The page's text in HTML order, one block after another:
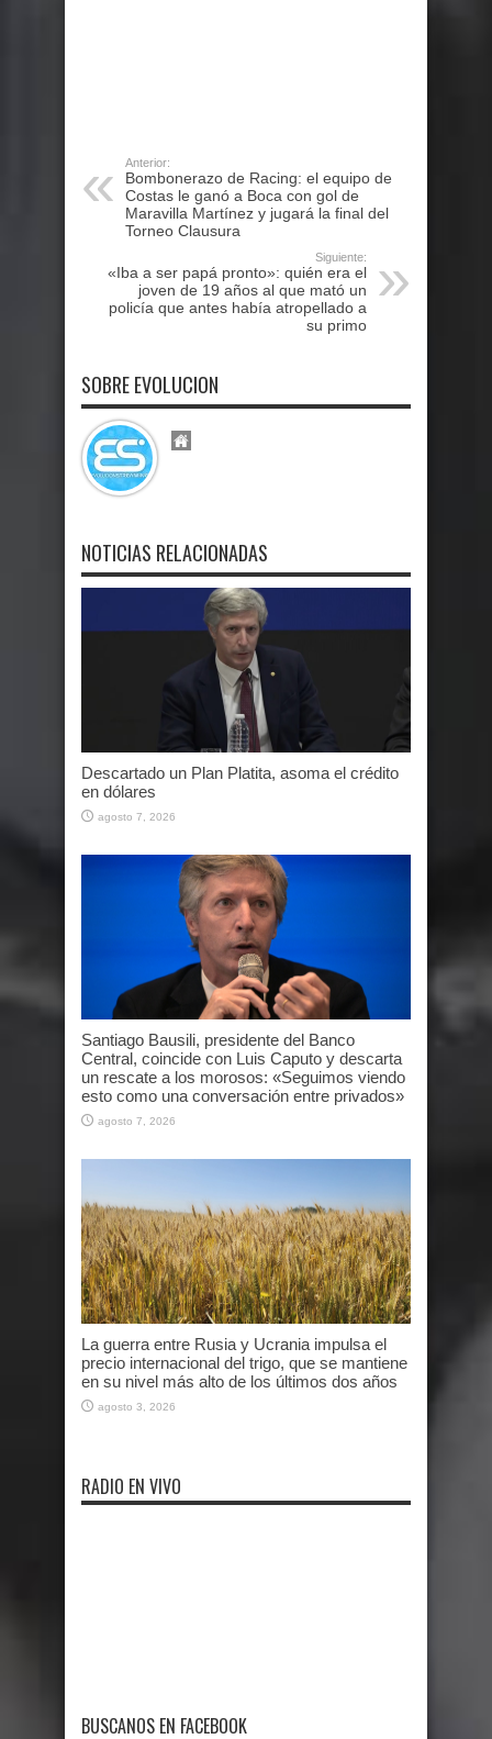
Anterior:
Bombonerazo de Racing: el equipo de
Costas le ganó a Boca con gol de
Maravilla Martínez y jugará la final del
Torneo Clausura
Siguiente:
«Iba a ser papá pronto»: quién era el
joven de 19 años al que mató un
policía que antes había atropellado a
su primo
SOBRE EVOLUCION
NOTICIAS RELACIONADAS
Descartado un Plan Platita, asoma el crédito
en dólares
agosto 7, 2026
Santiago Bausili, presidente del Banco
Central, coincide con Luis Caputo y descarta
un rescate a los morosos: «Seguimos viendo
esto como una conversación entre privados»
agosto 7, 2026
La guerra entre Rusia y Ucrania impulsa el
precio internacional del trigo, que se mantiene
en su nivel más alto de los últimos dos años
agosto 3, 2026
RADIO EN VIVO
BUSCANOS EN FACEBOOK